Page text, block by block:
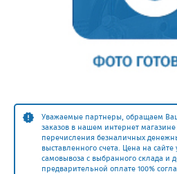
Уважаемые партнеры, обращаем
заказов в нашем интернет
перечисления безналичных
выставленного счета. Цена на сайте
самовывоза с выбранного склада и
предварительной оплате 100%